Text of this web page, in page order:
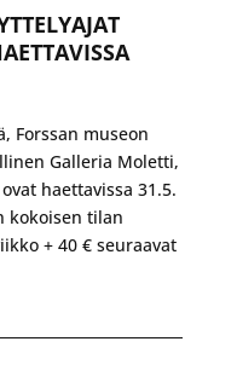
Forssan museon
Galleria Moletti,
haettavissa 31.5.
kokoisen tilan
+ 40 € seuraavat